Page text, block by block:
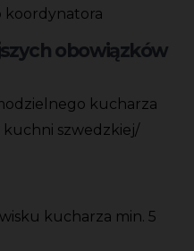
koordynatora
obowiązków
kucharza
szwedzkiej/
kucharza min. 5